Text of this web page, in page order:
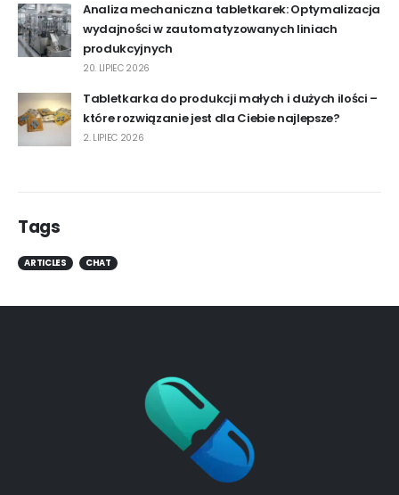
Analiza mechaniczna tabletkarek: Optymalizacja
wydajności w zautomatyzowanych liniach
produkcyjnych
20. LIPIEC 2026
Tabletkarka do produkcji małych i dużych ilości –
które rozwiązanie jest dla Ciebie najlepsze?
2. LIPIEC 2026
Tags
ARTICLES CHAT